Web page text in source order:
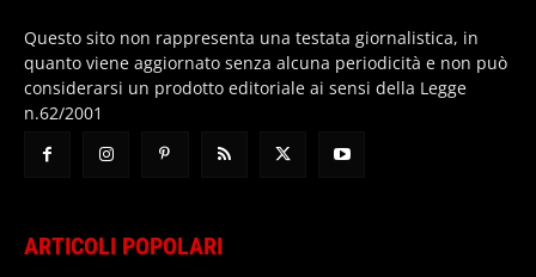
Questo sito non rappresenta una testata giornalistica, in
quanto viene aggiornato senza alcuna periodicità e non può
considerarsi un prodotto editoriale ai sensi della Legge
n.62/2001
ARTICOLI POPOLARI